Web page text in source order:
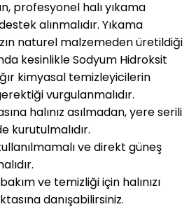
profesyonel halı yıkama
alınmalıdır. Yıkama
naturel malzemeden üretildiği
kesinlikle Sodyum Hidroksit
kimyasal temizleyicilerin
vurgulanmalıdır.
halınız asılmadan, yere serili
kurutulmalıdır.
ve direkt güneş
ve temizliği için halınızı
danışabilirsiniz.